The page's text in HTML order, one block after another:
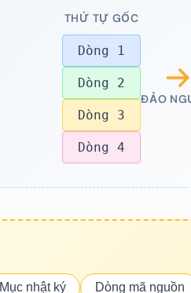
THỨ TỰ GỐC
Dòng 1
Dòng 2
Dòng 3
Dòng 4
ĐẢO
Mục nhật ký Dòng mã nguồn